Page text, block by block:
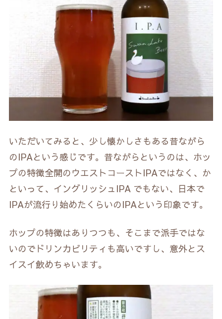
いただいてみると、少し懐かしさもある昔ながら
のIPAという感じです。昔ながらというのは、ホッ
プの特徴全開のウエストコーストIPAではなく、か
といって、イングリッシュIPA でもない、日本で
IPAが流行り始めたくらいのIPAという印象です。
ホップの特徴はありつつも、そこまで派手ではな
いのでドリンカビリティも高いですし、意外とス
イスイ飲めちゃいます。